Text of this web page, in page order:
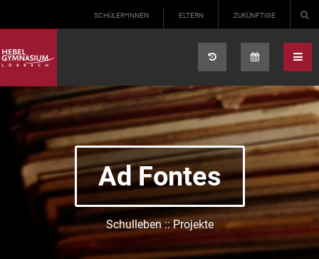
SCHÜLER*INNEN ELTERN ZUKÜNFTIGE
Ad Fontes
Schulleben :: Projekte